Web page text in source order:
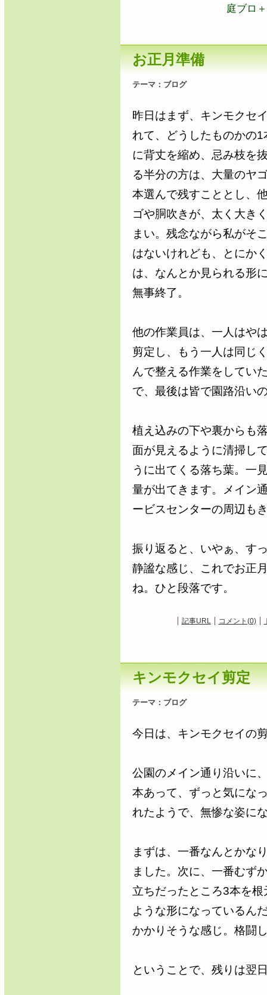
庭ブロ
お正月準備
テーマ： ブログ
昨日はまず、キンモクセ
れて、どうしたものかの
に背丈を縮め、忌み枝を
る半分の方は、大量のヤ
本選んで残すこととし、
ゴや胴吹きが、太く大き
まい。残念ながら私がそ
はないけれども、とにか
は、なんとか見られる形
無事終了。
他の作業員は、一人はや
剪定し、もう一人は同じ
んで整える作業をしてい
で、最後は皆で園路沿い
植え込みの下や裏からも
面が見えるように清掃し
うに出てくる落ち葉。一
量が出てきます。メイン
ービスセンターの周辺も
振り返ると、いやぁ、す
静謐な感じ、これでお正
ね。ひと段落です。
記事URL コメント(0)
キンモクセイ剪定
テーマ： ブログ
今日は、キンモクセイの
公園のメイン通り沿いに
本あって、ずっと気にな
れたようで、無惨な姿に
まずは、一番なんとかな
ました。次に、一番むず
立ちだったところ3本を
ような形になっているん
かかりそうな感じ。格闘
ということで、残りは翌